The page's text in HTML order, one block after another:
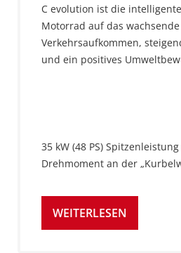
C evolution ist die
Motorrad auf das wachsende
Verkehrsaufkommen,
und ein positives
35 kW (48 PS)
Drehmoment an der
WEITERLESEN